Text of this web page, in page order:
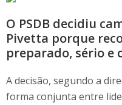
O PSDB decidiu
Pivetta porque
preparado, sério e
A decisão, segundo a
forma conjunta entre